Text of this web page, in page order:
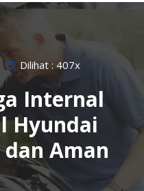
Dilihat : 407x
Internal
Hyundai
Aman